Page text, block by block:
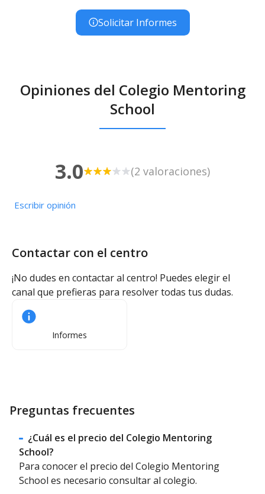
Solicitar Informes
Opiniones del Colegio Mentoring
School
3.0 (2 valoraciones)
Escribir opinión
Contactar con el centro
¡No dudes en contactar al centro! Puedes elegir el
canal que prefieras para resolver todas tus dudas.
Informes
Preguntas frecuentes
¿Cuál es el precio del Colegio Mentoring
School?
Para conocer el precio del Colegio Mentoring
School es necesario consultar al colegio.